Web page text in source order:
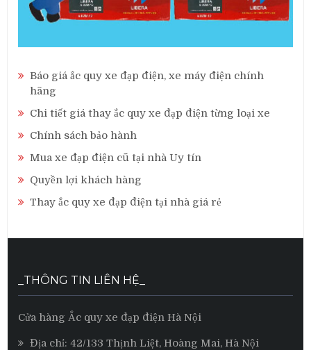
Báo giá ắc quy xe đạp điện, xe máy điện chính
hãng
Chi tiết giá thay ắc quy xe đạp điện từng loại xe
Chính sách bảo hành
Mua xe đạp điện cũ tại nhà Uy tín
Quyền lợi khách hàng
Thay ắc quy xe đạp điện tại nhà giá rẻ
_THÔNG TIN LIÊN HỆ_
Cửa hàng Ắc quy xe đạp điện Hà Nội
Địa chỉ: 42/133 Thịnh Liệt, Hoàng Mai, Hà Nội